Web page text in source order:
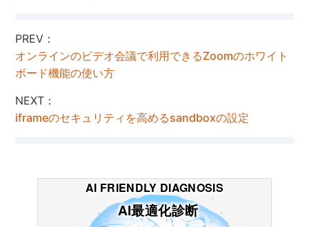
PREV：
オンラインのビデオ会議で利用できるZoomのホワイト
ボード機能の使い方
NEXT：
iframeのセキュリティを高めるsandboxの設定
AI FRIENDLY DIAGNOSIS
AI最適化診断